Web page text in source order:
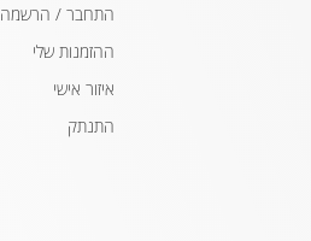
התחבר / הרשמה
ההזמנות שלי
איזור אישי
התנתק